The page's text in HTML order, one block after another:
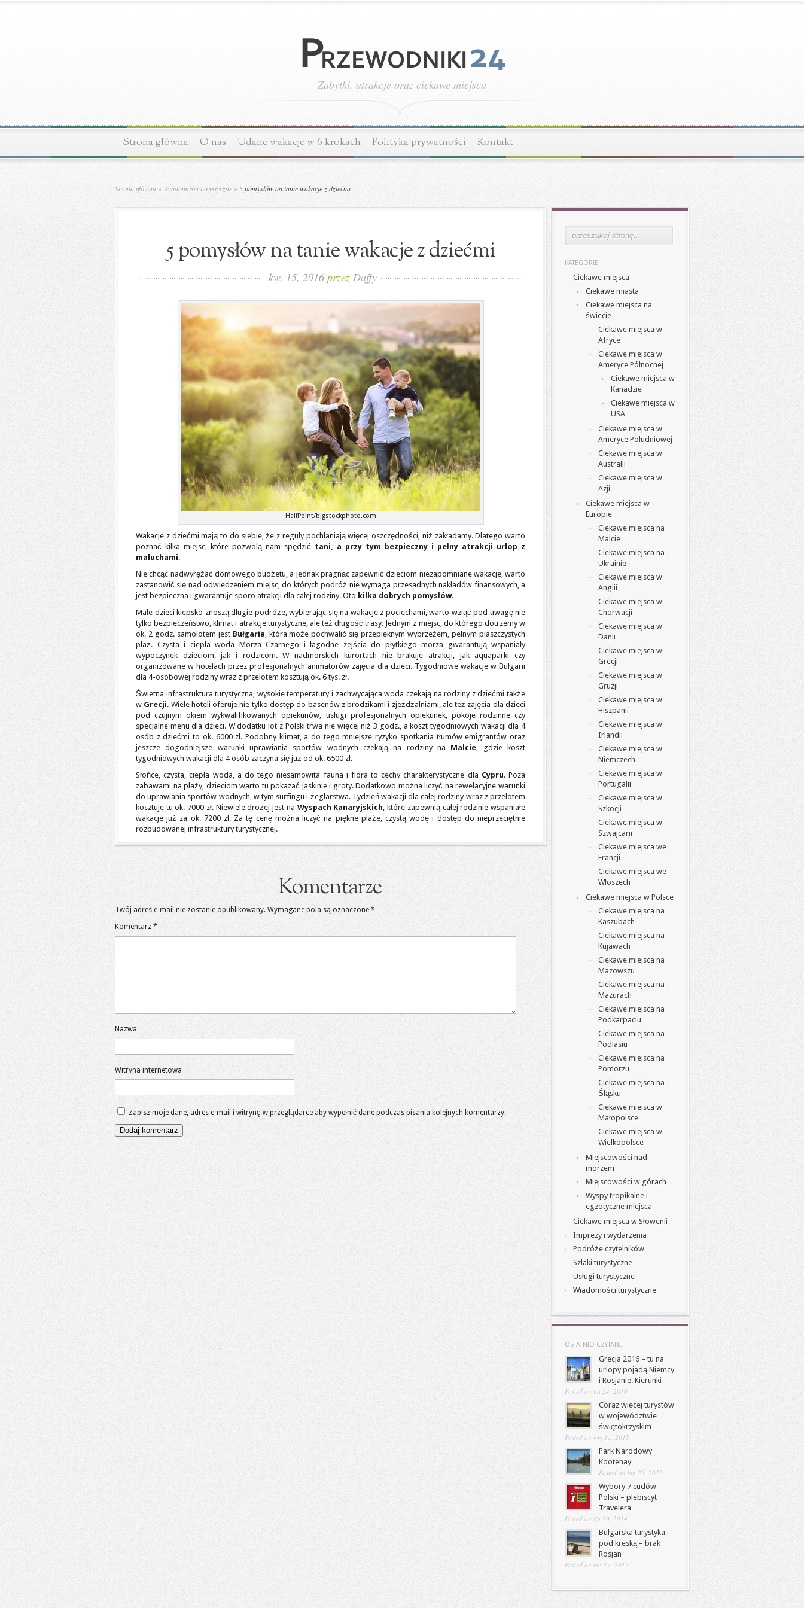
Zabytki, atrakcje oraz ciekawe miejsca
Strona główna O nas Udane wakacje w 6 krokach Polityka prywatności Kontakt
Strona główna » Wiadomości turystyczne » 5 pomysłów na tanie wakacje z dziećmi
5 pomysłów na tanie wakacje z dziećmi
kw. 15, 2016 przez Daffy
HalfPoint/bigstockphoto.com
Wakacje z dziećmi mają to do siebie, że z reguły pochłaniają więcej oszczędności, niż zakładamy. Dlatego warto
poznać kilka miejsc, które pozwolą nam spędzić tani, a przy tym bezpieczny i pełny atrakcji urlop z
maluchami.
Nie chcąc nadwyrężać domowego budżetu, a jednak pragnąc zapewnić dzieciom niezapomniane wakacje, warto
zastanowić się nad odwiedzeniem miejsc, do których podróż nie wymaga przesadnych nakładów finansowych, a
jest bezpieczna i gwarantuje sporo atrakcji dla całej rodziny. Oto kilka dobrych pomysłów.
Małe dzieci kiepsko znoszą długie podróże, wybierając się na wakacje z pociechami, warto wziąć pod uwagę nie
tylko bezpieczeństwo, klimat i atrakcje turystyczne, ale też długość trasy. Jednym z miejsc, do którego dotrzemy w
ok. 2 godz. samolotem jest Bułgaria, która może pochwalić się przepięknym wybrzeżem, pełnym piaszczystych
plaż. Czysta i ciepła woda Morza Czarnego i łagodne zejścia do płytkiego morza gwarantują wspaniały
wypoczynek dzieciom, jak i rodzicom. W nadmorskich kurortach nie brakuje atrakcji, jak aquaparki czy
organizowane w hotelach przez profesjonalnych animatorów zajęcia dla dzieci. Tygodniowe wakacje w Bułgarii
dla 4-osobowej rodziny wraz z przelotem kosztują ok. 6 tys. zł.
Świetna infrastruktura turystyczna, wysokie temperatury i zachwycająca woda czekają na rodziny z dziećmi także
w Grecji. Wiele hoteli oferuje nie tylko dostęp do basenów z brodzikami i zjeżdżalniami, ale też zajęcia dla dzieci
pod czujnym okiem wykwalifikowanych opiekunów, usługi profesjonalnych opiekunek, pokoje rodzinne czy
specjalne menu dla dzieci. W dodatku lot z Polski trwa nie więcej niż 3 godz., a koszt tygodniowych wakacji dla 4
osób z dziećmi to ok. 6000 zł. Podobny klimat, a do tego mniejsze ryzyko spotkania tłumów emigrantów oraz
jeszcze dogodniejsze warunki uprawiania sportów wodnych czekają na rodziny na Malcie, gdzie koszt
tygodniowych wakacji dla 4 osób zaczyna się już od ok. 6500 zł.
Słońce, czysta, ciepła woda, a do tego niesamowita fauna i flora to cechy charakterystyczne dla Cypru. Poza
zabawami na plaży, dzieciom warto tu pokazać jaskinie i groty. Dodatkowo można liczyć na rewelacyjne warunki
do uprawiania sportów wodnych, w tym surfingu i żeglarstwa. Tydzień wakacji dla całej rodziny wraz z przelotem
kosztuje tu ok. 7000 zł. Niewiele drożej jest na Wyspach Kanaryjskich, które zapewnią całej rodzinie wspaniałe
wakacje już za ok. 7200 zł. Za tę cenę można liczyć na piękne plaże, czystą wodę i dostęp do nieprzeciętnie
rozbudowanej infrastruktury turystycznej.
Komentarze
Twój adres e-mail nie zostanie opublikowany. Wymagane pola są oznaczone *
Komentarz *
Nazwa
Witryna internetowa
Zapisz moje dane, adres e-mail i witrynę w przeglądarce aby wypełnić dane podczas pisania kolejnych komentarzy.
KATEGORIE
Ciekawe miejsca
Ciekawe miasta
Ciekawe miejsca na
świecie
Ciekawe miejsca w
Afryce
Ciekawe miejsca w
Ameryce Północnej
Ciekawe miejsca w
Kanadzie
Ciekawe miejsca w
USA
Ciekawe miejsca w
Ameryce Południowej
Ciekawe miejsca w
Australii
Ciekawe miejsca w
Azji
Ciekawe miejsca w
Europie
Ciekawe miejsca na
Malcie
Ciekawe miejsca na
Ukrainie
Ciekawe miejsca w
Anglii
Ciekawe miejsca w
Chorwacji
Ciekawe miejsca w
Danii
Ciekawe miejsca w
Grecji
Ciekawe miejsca w
Gruzji
Ciekawe miejsca w
Hiszpanii
Ciekawe miejsca w
Irlandii
Ciekawe miejsca w
Niemczech
Ciekawe miejsca w
Portugalii
Ciekawe miejsca w
Szkocji
Ciekawe miejsca w
Szwajcarii
Ciekawe miejsca we
Francji
Ciekawe miejsca we
Włoszech
Ciekawe miejsca w Polsce
Ciekawe miejsca na
Kaszubach
Ciekawe miejsca na
Kujawach
Ciekawe miejsca na
Mazowszu
Ciekawe miejsca na
Mazurach
Ciekawe miejsca na
Podkarpaciu
Ciekawe miejsca na
Podlasiu
Ciekawe miejsca na
Pomorzu
Ciekawe miejsca na
Śląsku
Ciekawe miejsca w
Małopolsce
Ciekawe miejsca w
Wielkopolsce
Miejscowości nad
morzem
Miejscowości w górach
Wyspy tropikalne i
egzotyczne miejsca
Ciekawe miejsca w Słowenii
Imprezy i wydarzenia
Podróże czytelników
Szlaki turystyczne
Usługi turystyczne
Wiadomości turystyczne
OSTATNIO CZYTANE
Grecja 2016 – tu na
urlopy pojadą Niemcy
i Rosjanie. Kierunki
Posted on lut 24, 2016
Coraz więcej turystów
w województwie
świętokrzyskim
Posted on wrz 11, 2015
Park Narodowy
Kootenay
Posted on kw. 25, 2012
Wybory 7 cudów
Polski – plebiscyt
Travelera
Posted on lip 10, 2014
Bułgarska turystyka
pod kreską – brak
Rosjan
Posted on kw. 17, 2015